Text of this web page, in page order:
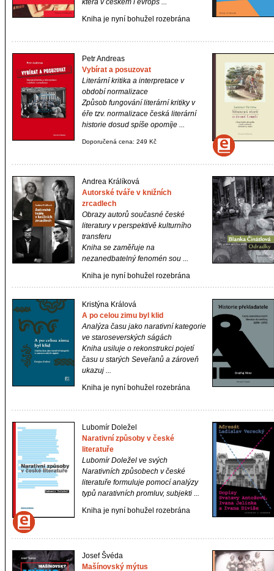
která v českém i evrops ...
Kniha je nyní bohužel rozebrána
Petr Andreas
Vybírat a posuzovat
Literární kritika a interpretace v
období normalizace
Způsob fungování literární kritiky v
éře tzv. normalizace česká literární
historie dosud spíše opomíje ...
Doporučená cena: 249 Kč
Andrea Králíková
Autorské tváře v knižních
zrcadlech
Obrazy autorů současné české
literatury v perspektivě kulturního
transferu
Kniha se zaměřuje na
nezanedbatelný fenomén sou ...
Kniha je nyní bohužel rozebrána
Kristýna Králová
A po celou zimu byl klid
Analýza času jako narativní kategorie
ve staroseverských ságách
Kniha usiluje o rekonstrukci pojetí
času u starých Seveřanů a zároveň
ukazuj ...
Kniha je nyní bohužel rozebrána
Lubomír Doležel
Narativní způsoby v české
literatuře
Lubomír Doležel ve svých
Narativních způsobech v české
literatuře formuluje pomocí analýzy
typů narativních promluv, subjekti ...
Kniha je nyní bohužel rozebrána
Josef Švéda
Mašínovský mýtus